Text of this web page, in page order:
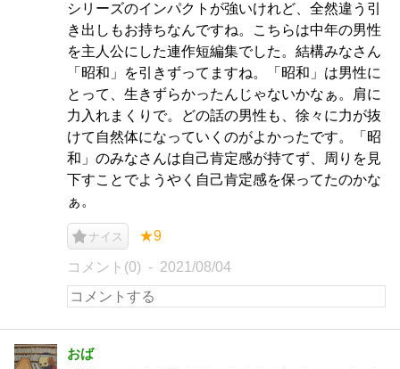
シリーズのインパクトが強いけれど、全然違う引
き出しもお持ちなんですね。こちらは中年の男性
を主人公にした連作短編集でした。結構みなさん
「昭和」を引きずってますね。「昭和」は男性に
とって、生きずらかったんじゃないかなぁ。肩に
力入れまくりで。どの話の男性も、徐々に力が抜
けて自然体になっていくのがよかったです。「昭
和」のみなさんは自己肯定感が持てず、周りを見
下すことでようやく自己肯定感を保ってたのかな
ぁ。
ナイス ★9
コメント(0) 2021/08/04
おば